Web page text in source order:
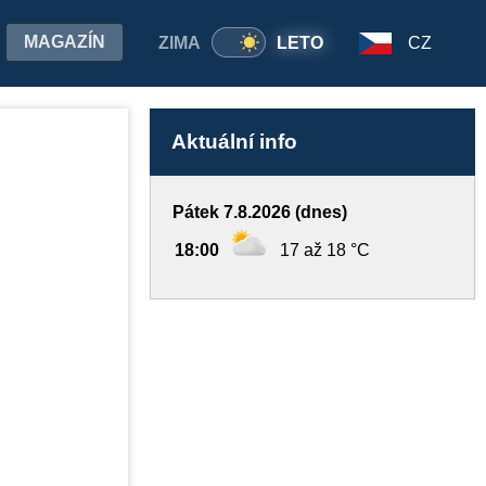
ZIMA LETO
MAGAZÍN CZ
Aktuální info
Pátek 7.8.2026 (dnes)
18:00 17 až 18 °C